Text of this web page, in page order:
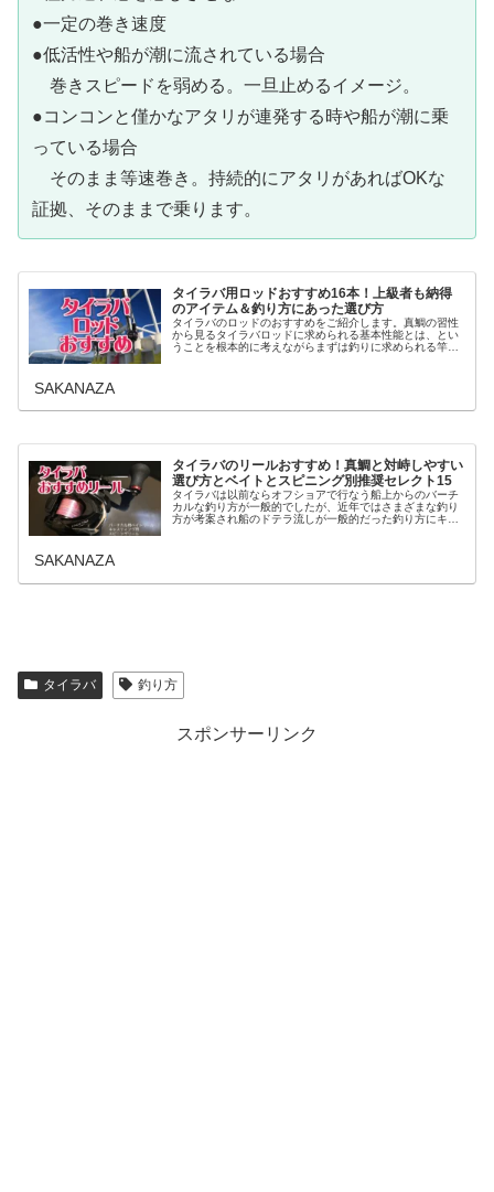
●一定の巻き速度
●低活性や船が潮に流されている場合
巻きスピードを弱める。一旦止めるイメージ。
●コンコンと僅かなアタリが連発する時や船が潮に乗
っている場合
そのまま等速巻き。持続的にアタリがあればOKな
証拠、そのままで乗ります。
タイラバ用ロッドおすすめ16本！上級者も納得
のアイテム＆釣り方にあった選び方
タイラバのロッドのおすすめをご紹介します。真鯛の習性
から見るタイラバロッドに求められる基本性能とは、とい
うことを根本的に考えながらまずは釣りに求められる竿の
SAKANAZA
タイラバのリールおすすめ！真鯛と対峙しやすい
選び方とベイトとスピニング別推奨セレクト15
タイラバは以前ならオフショアで行なう船上からのバーチ
カルな釣り方が一般的でしたが、近年ではさまざまな釣り
方が考案され船のドテラ流しが一般的だった釣り方にキャ
SAKANAZA
タイラバ 釣り方
スポンサーリンク